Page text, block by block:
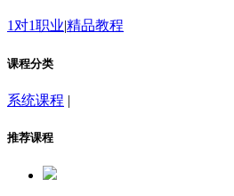
1对1职业|精品教程
课程分类
系统课程 |
推荐课程